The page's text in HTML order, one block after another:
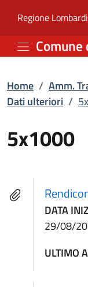
5x1000
Regione
Comune
Home / Amm.
Dati ulteriori /
5x1000
DATA
29/08/
ULTIMO